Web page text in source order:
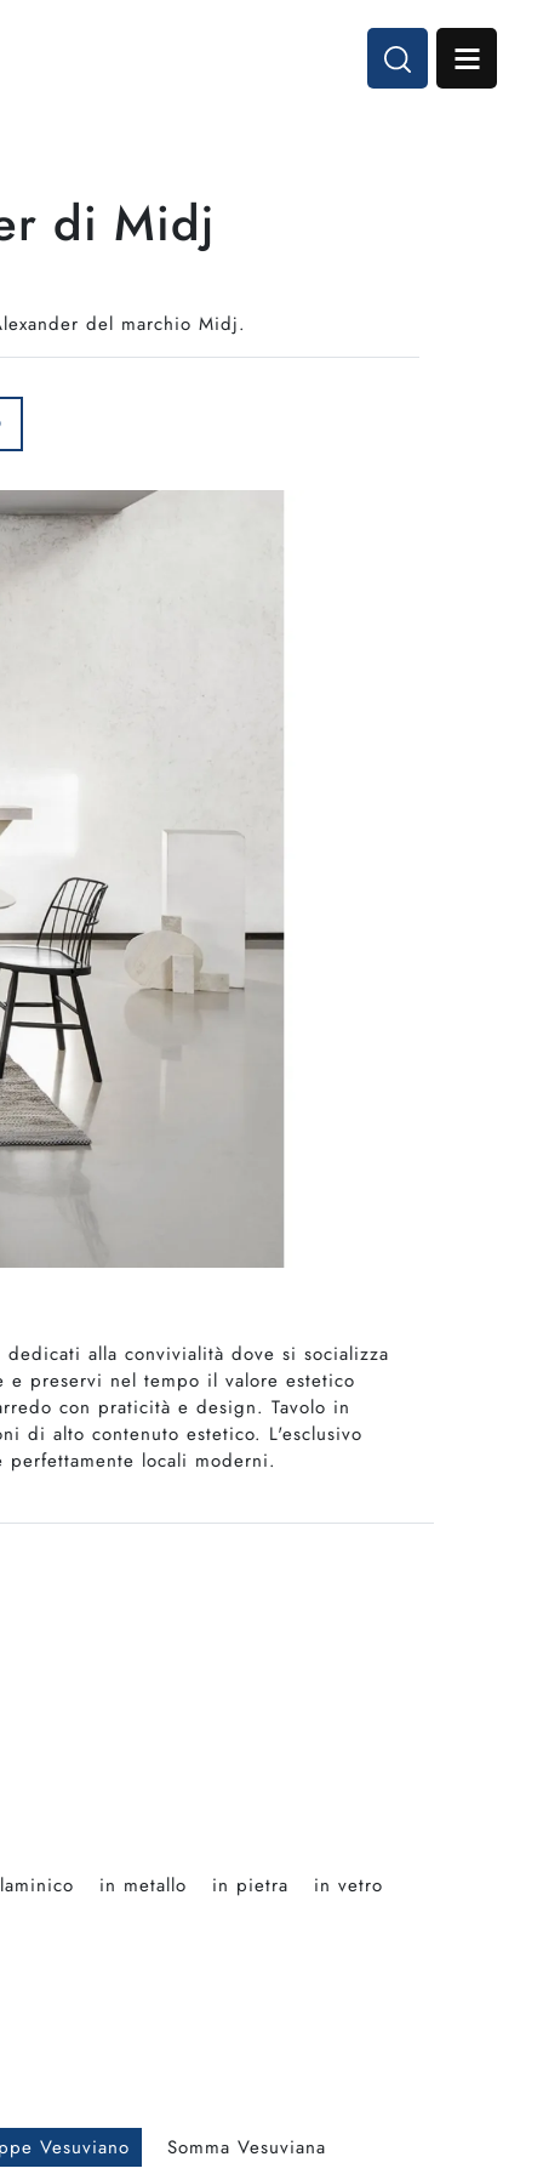
di Midj
del marchio Midj.
alla convivialità dove si socializza
preservi nel tempo il valore estetico
con praticità e design. Tavolo in
di alto contenuto estetico. L'esclusivo
locali moderni.
in metallo in pietra in vetro
Vesuviano Somma Vesuviana